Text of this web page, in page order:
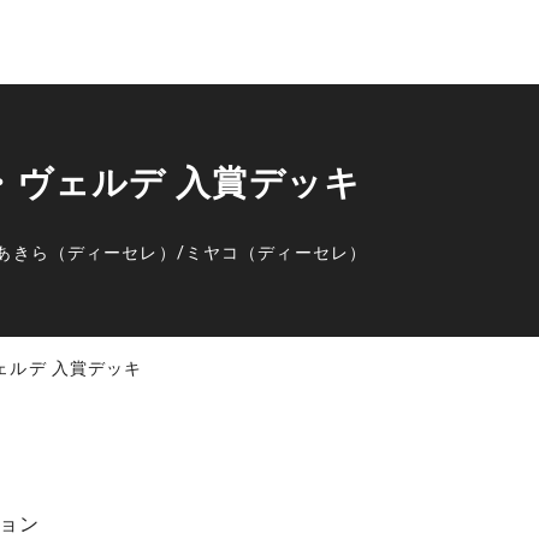
ェルデ 入賞デッキ
きら（ディーセレ） / ミヤコ（ディーセレ）
デ 入賞デッキ
ン